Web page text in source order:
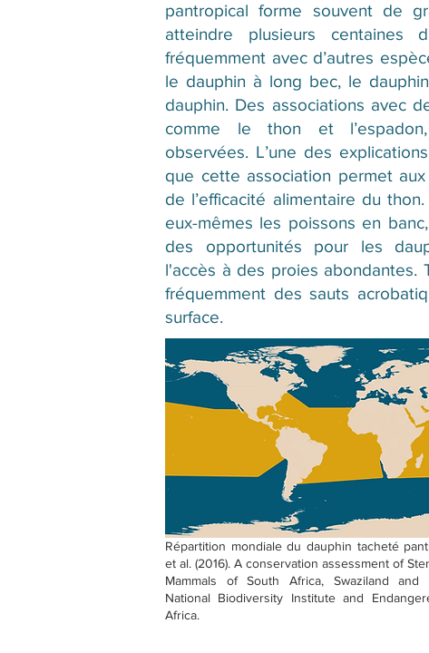
pantropical forme souvent de
atteindre plusieurs centaines
fréquemment avec d’autres
le dauphin à long bec, le
dauphin. Des associations avec
comme le thon et
observées. L’une des
que cette association permet
de l’efficacité alimentaire du
eux-mêmes les poissons en
des opportunités pour les
l'accès à des proies abondantes.
fréquemment des sauts
surface.
Répartition mondiale du dauphin tacheté
et al. (2016). A conservation assessment of
Mammals of South Africa, Swaziland and
National Biodiversity Institute and
Africa.